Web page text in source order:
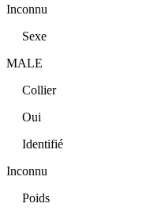
Inconnu
Sexe
MALE
Collier
Oui
Identifié
Inconnu
Poids